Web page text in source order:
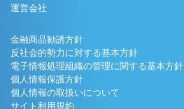
運営会社
金融商品勧誘方針
反社会的勢力に対する基本方針
電子情報処理組織の管理に関する基本方針
個人情報保護方針
個人情報の取扱いについて
サイト利用規約